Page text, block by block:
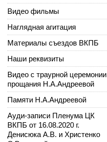
Видео фильмы
Наглядная агитация
Материалы съездов ВКПБ
Наши реквизиты
Видео с траурной церемонии
прощания Н.А.Андреевой
Памяти Н.А.Андреевой
Ауди-записи Пленума ЦК
ВКПБ от 16.08.2020 г.
Денисюка А.В. и Христенко